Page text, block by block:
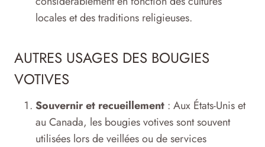
locales et des traditions religieuses.
AUTRES USAGES DES BOUGIES
VOTIVES
Souvernir et recueillement : Aux États-Unis et
au Canada, les bougies votives sont souvent
utilisées lors de veillées ou de services